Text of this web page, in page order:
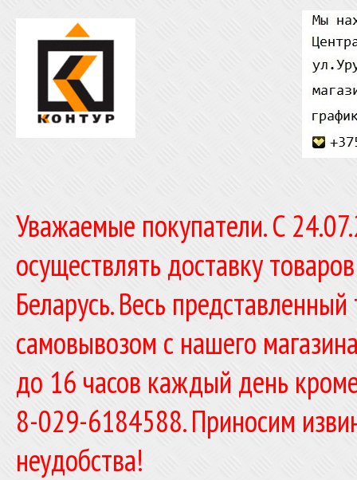
Уважаемые покупатели. C
осуществлять доставку
Беларусь. Весь
самовывозом с нашего
до 16 часов каждый день
8-029-6184588. Приносим
неудобства!